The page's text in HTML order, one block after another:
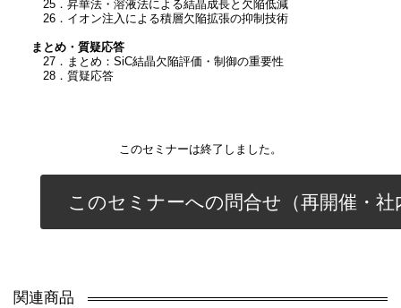
25．昇華法・溶液法による結晶成長と欠陥低減
26．イオン注入による積層欠陥拡張の抑制技術
まとめ・質疑応答
27．まとめ：SiC結晶欠陥評価・制御の重要性
28．質疑応答
このセミナーは終了しました。
このセミナーへの問合せ（再開催・社
関連商品